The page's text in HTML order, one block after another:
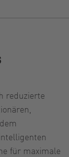
reduzierte
für maximale